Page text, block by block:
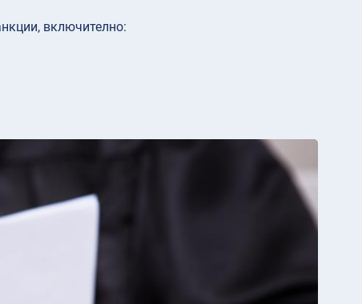
включително: